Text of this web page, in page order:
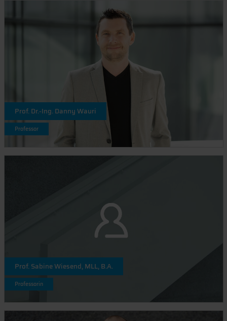
Prof. Dr.-Ing. Danny Wauri
Professor
Prof. Sabine Wiesend, MLL, B.A.
Professorin